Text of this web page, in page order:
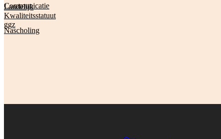
Landelijk
Kwaliteitsstatuut
ggz
Communicatie
Nascholing